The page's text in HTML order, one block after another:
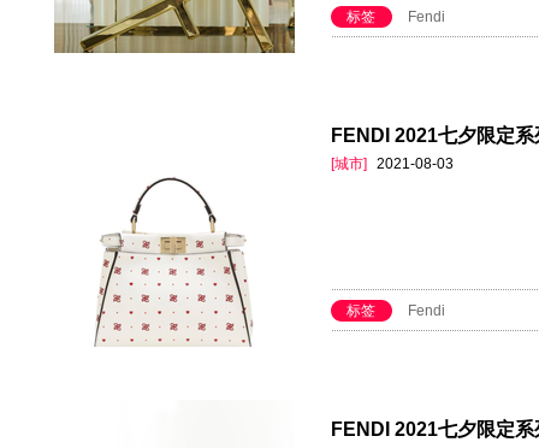
标签 Fendi
FENDI 2021七夕限定系
[城市] 2021-08-03
标签 Fendi
FENDI 2021七夕限定